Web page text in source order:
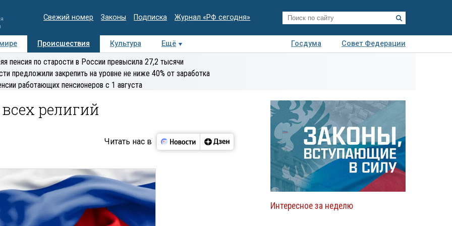
Свежий номер Законы Подписка Журнал «РФ сегодня»
Происшествия Культура Ещё Госдума
Совет Федерации
Медиацентр
Интервью Колумнисты
пенсия по старости в России превысила 27,2 тысячи
предложили закрепить на уровне не ниже 40% от заработка
работающих пенсионеров с 1 августа
религий
Читать нас в
Интересное за неделю